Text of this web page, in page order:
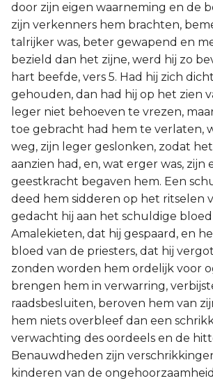
door zijn eigen waarneming en de
zijn verkenners hem brachten,
talrijker was, beter gewapend en
bezield dan het zijne, werd hij zo
hart beefde, vers 5. Had hij zich
gehouden, dan had hij op het zien
leger niet behoeven te vrezen,
toe gebracht had hem te verlaten,
weg, zijn leger geslonken, zodat
aanzien had, en, wat erger was, zijn
geestkracht begaven hem. Een
deed hem sidderen op het ritselen
gedacht hij aan het schuldige
Amalekieten, dat hij gespaard, en
bloed van de priesters, dat hij
zonden worden hem ordelijk voor
brengen hem in verwarring,
raadsbesluiten, beroven hem van
hem niets overbleef dan een
verwachting des oordeels en de
Benauwdheden zijn
kinderen van de